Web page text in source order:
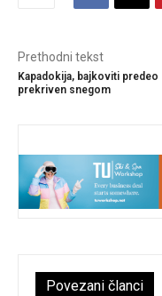
Prethodni tekst
Kapadokija, bajkoviti predeo
prekriven snegom
Povezani članci